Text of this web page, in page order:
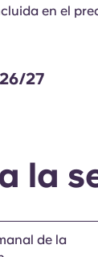
en el
27
la
de la